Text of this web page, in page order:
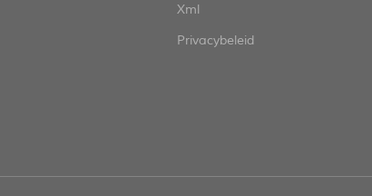
Xml
Privacybeleid